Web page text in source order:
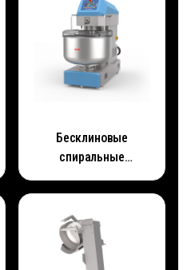
Бесклиновые
спиральные
смесители Promix